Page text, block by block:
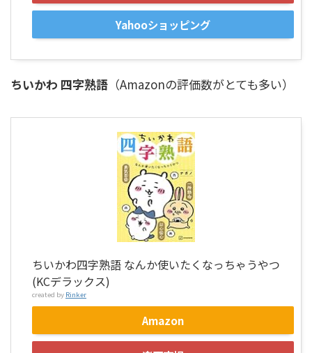
Yahooショッピング
ちいかわ 四字熟語 （Amazonの評価数がとても多い）
ちいかわ四字熟語 なんか使いたくなっちゃうやつ
(KCデラックス)
created by Rinker
Amazon